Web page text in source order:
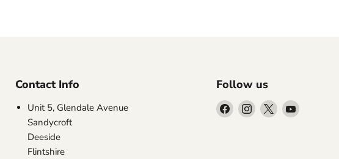
Contact Info
Unit 5, Glendale Avenue
Sandycroft
Deeside
Flintshire
Follow us
Find Find Find Find